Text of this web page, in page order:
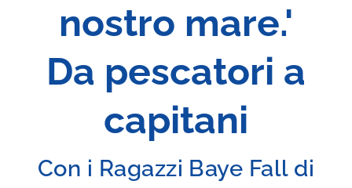
nostro mare.'
Da pescatori a
capitani
Con i Ragazzi Baye Fall di